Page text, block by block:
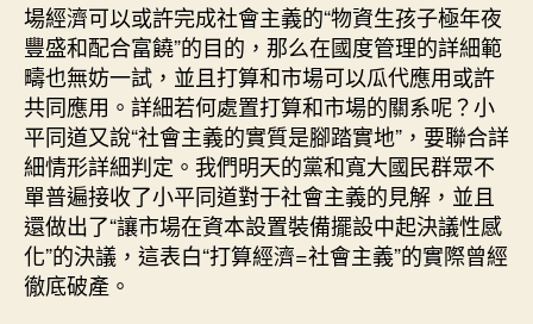
場經濟可以或許完成社會主義的“物資生孩子極年夜
豐盛和配合富饒”的目的，那么在國度管理的詳細範
疇也無妨一試，並且打算和市場可以瓜代應用或許
共同應用。詳細若何處置打算和市場的關系呢？小
平同道又說“社會主義的實質是腳踏實地”，要聯合詳
細情形詳細判定。我們明天的黨和寬大國民群眾不
單普遍接收了小平同道對于社會主義的見解，並且
還做出了“讓市場在資本設置裝備擺設中起決議性感
化”的決議，這表白“打算經濟=社會主義”的實際曾經
徹底破產。